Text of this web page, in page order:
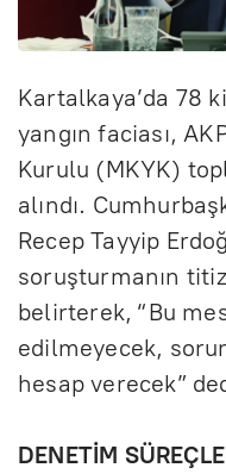
Kartalkaya’da 78
yangın faciası,
Kurulu (MKYK)
alındı.
Recep Tayyip
soruşturmanın
belirterek, “Bu
edilmeyecek,
hesap verecek”
DENETİM